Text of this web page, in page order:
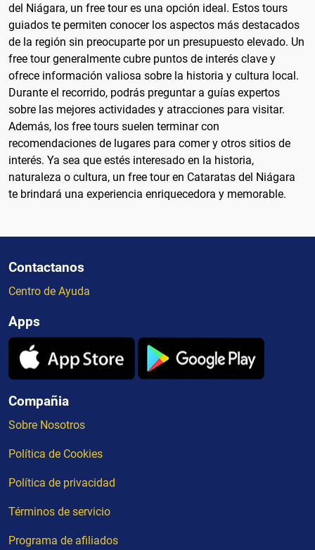
del Niágara, un free tour es una opción ideal. Estos tours
guiados te permiten conocer los aspectos más destacados
de la región sin preocuparte por un presupuesto elevado. Un
free tour generalmente cubre puntos de interés clave y
ofrece información valiosa sobre la historia y cultura local.
Durante el recorrido, podrás preguntar a guías expertos
sobre las mejores actividades y atracciones para visitar.
Además, los free tours suelen terminar con
recomendaciones de lugares para comer y otros sitios de
interés. Ya sea que estés interesado en la historia,
naturaleza o cultura, un free tour en Cataratas del Niágara
te brindará una experiencia enriquecedora y memorable.
Contactanos
Centro de Ayuda
Apps
Compañia
Sobre Nosotros
Política de Cookies
Política de privacidad
Términos de servicio
Programa de afiliados